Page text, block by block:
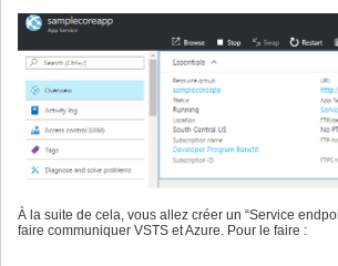
À la suite de cela, vous allez créer un “Service
faire communiquer VSTS et Azure. Pour le faire :